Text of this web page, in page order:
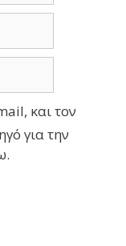
και τον
για την